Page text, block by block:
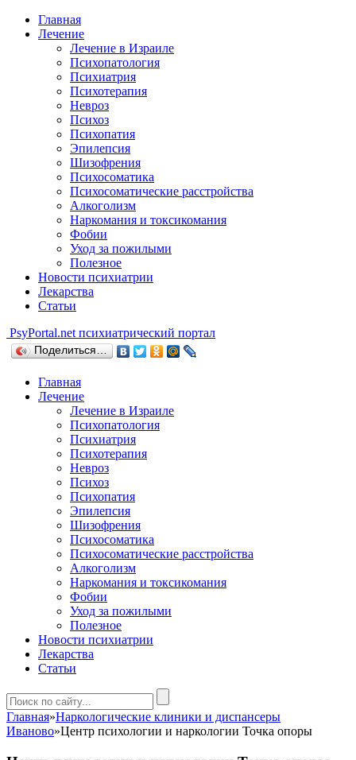
Главная
Лечение
Лечение в Израиле
Психопатология
Психиатрия
Психотерапия
Невроз
Психоз
Психопатия
Эпилепсия
Шизофрения
Психосоматика
Психосоматические расстройства
Алкоголизм
Наркомания и токсикомания
Фобии
Уход за пожилыми
Полезное
Новости психиатрии
Лекарства
Статьи
PsyPortal.net психиатрический портал
Поделиться…
Главная
Лечение
Лечение в Израиле
Психопатология
Психиатрия
Психотерапия
Невроз
Психоз
Психопатия
Эпилепсия
Шизофрения
Психосоматика
Психосоматические расстройства
Алкоголизм
Наркомания и токсикомания
Фобии
Уход за пожилыми
Полезное
Новости психиатрии
Лекарства
Статьи
Главная»Наркологические клиники и диспансеры
Иваново»Центр психологии и наркологии Точка опоры